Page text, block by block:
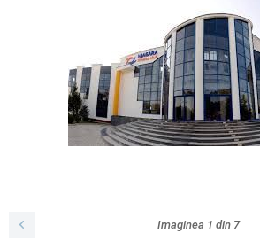
Imaginea 1 din 7